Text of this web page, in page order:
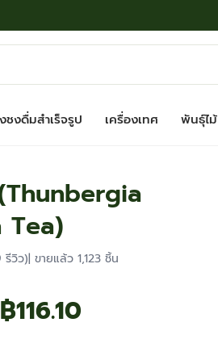
ชงดื่มสำเร็จรูป เครื่องเทศ พันธุ์ไม้
Tea)
รีวิว)| ขายแล้ว 1,123 ชิ้น
฿116.10Price